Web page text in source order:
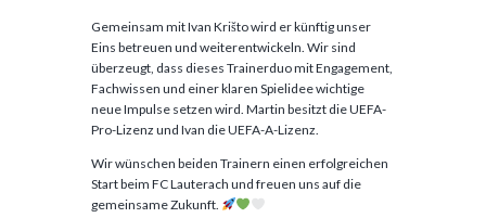
Gemeinsam mit Ivan Krišto wird er künftig unser
Eins betreuen und weiterentwickeln. Wir sind
überzeugt, dass dieses Trainerduo mit Engagement,
Fachwissen und einer klaren Spielidee wichtige
neue Impulse setzen wird. Martin besitzt die UEFA-
Pro-Lizenz und Ivan die UEFA-A-Lizenz.
Wir wünschen beiden Trainern einen erfolgreichen
Start beim FC Lauterach und freuen uns auf die
gemeinsame Zukunft.